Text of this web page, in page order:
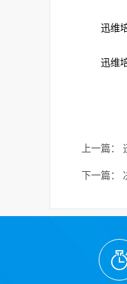
迅维培
迅维培
上一篇：
下一篇：